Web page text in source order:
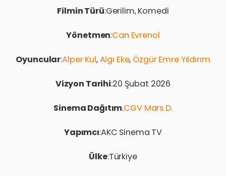
Filmin Türü:Gerilim, Komedi
Yönetmen:Can Evrenol
Oyuncular:Alper Kul,Algı Eke, Özgür Emre Yıldırım
Vizyon Tarihi:20 Şubat 2026
Sinema Dağıtım.CGV Mars D.
Yapımcı:AKC Sinema TV
Ülke:Türkiye